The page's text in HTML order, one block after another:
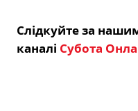
Слідкуйте за
каналі Субота